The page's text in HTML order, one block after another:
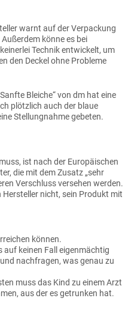
warnt auf der Verpackung
könne es bei
Technik entwickelt, um
den Deckel ohne Probleme
Bleiche“ von dm hat eine
plötzlich auch der blaue
Stellungnahme gebeten.
ist nach der Europäischen
die mit dem Zusatz „sehr
Verschluss versehen werden.
Hersteller nicht, sein Produkt mit
können.
auf keinen Fall eigenmächtig
nachfragen, was genau zu
muss das Kind zu einem Arzt
aus der es getrunken hat.